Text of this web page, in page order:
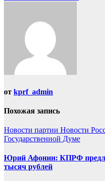
от kprf_admin
Похожая запись
Новости партии Новости
Государственной Думе
Юрий Афонин: КПРФ
тысяч рублей